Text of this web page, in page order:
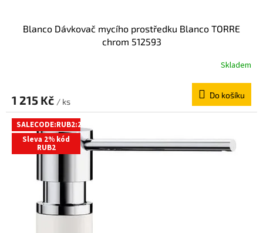
Blanco Dávkovač mycího prostředku Blanco TORRE
chrom 512593
Skladem
1 215 Kč / ks
Do košíku
SALECODE:RUB2:2:%
Sleva 2% kód
RUB2